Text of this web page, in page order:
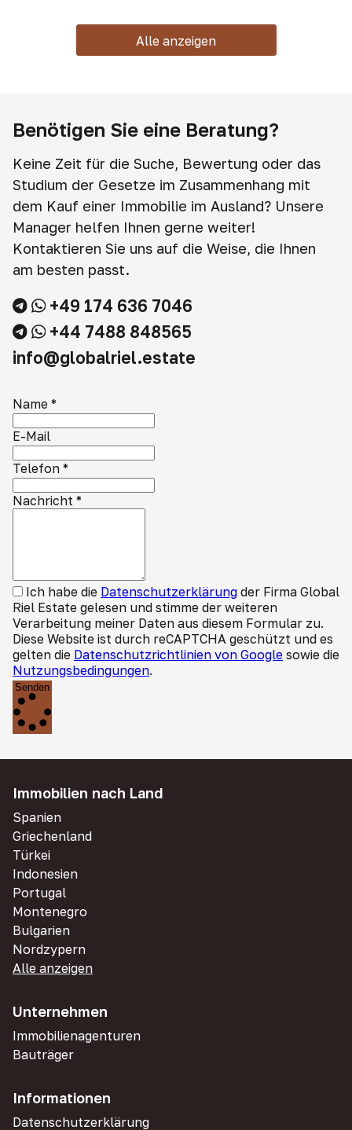
Alle anzeigen
Benötigen Sie eine Beratung?
Keine Zeit für die Suche, Bewertung oder das
Studium der Gesetze im Zusammenhang mit
dem Kauf einer Immobilie im Ausland? Unsere
Manager helfen Ihnen gerne weiter!
Kontaktieren Sie uns auf die Weise, die Ihnen
am besten passt.
+49 174 636 7046
+44 7488 848565
info@globalriel.estate
Name *
E-Mail
Telefon *
Nachricht *
Ich habe die Datenschutzerklärung der Firma Global
Riel Estate gelesen und stimme der weiteren
Verarbeitung meiner Daten aus diesem Formular zu.
Diese Website ist durch reCAPTCHA geschützt und es
gelten die Datenschutzrichtlinien von Google sowie die
Nutzungsbedingungen.
Senden
Immobilien nach Land
Spanien
Griechenland
Türkei
Indonesien
Portugal
Montenegro
Bulgarien
Nordzypern
Alle anzeigen
Unternehmen
Immobilienagenturen
Bauträger
Informationen
Datenschutzerklärung